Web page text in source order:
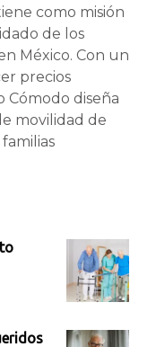
como misión
de los
México. Con un
precios
Cómodo diseña
movilidad de